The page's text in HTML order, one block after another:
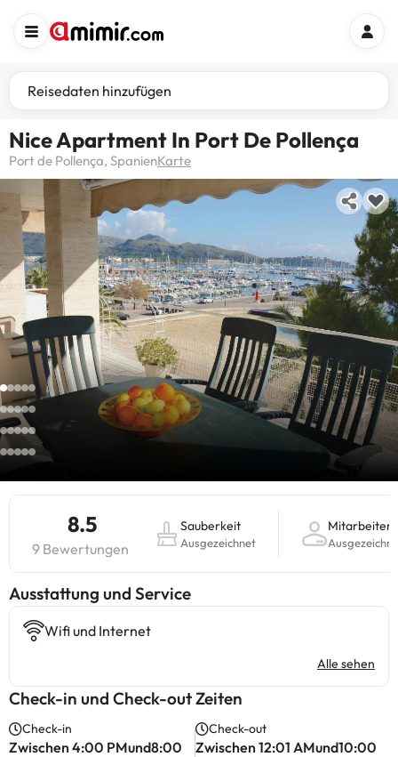
Reisedaten hinzufügen
Nice Apartment In Port De Pollença
Port de Pollença, SpanienKarte
8.5
9 Bewertungen
Sauberkeit
Ausgezeichnet
Mitarbeiter
​Ausstattung und Service
Wifi und Internet
Alle sehen
Check-in und Check-out Zeiten
Check-in
Zwischen 4:00 PMund8:00
Check-out
Zwischen 12:01 AMund10:00